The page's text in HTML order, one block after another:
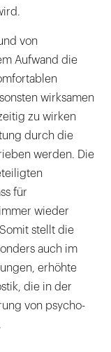
von
Aufwand die
wirksamen
zu wirken
durch die
werden. Die
für
wieder
stellt die
auch im
erhöhte
die in der
von psycho-